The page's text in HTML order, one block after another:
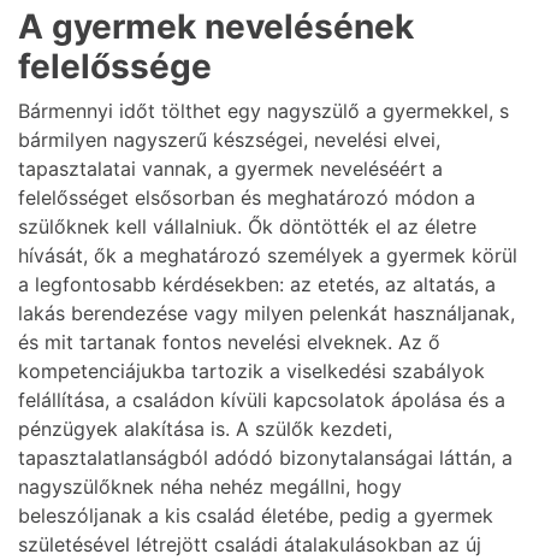
A gyermek nevelésének
felelőssége
Bármennyi időt tölthet egy nagyszülő a gyermekkel, s
bármilyen nagyszerű készségei, nevelési elvei,
tapasztalatai vannak, a gyermek neveléséért a
felelősséget elsősorban és meghatározó módon a
szülőknek kell vállalniuk. Ők döntötték el az életre
hívását, ők a meghatározó személyek a gyermek körül
a legfontosabb kérdésekben: az etetés, az altatás, a
lakás berendezése vagy milyen pelenkát használjanak,
és mit tartanak fontos nevelési elveknek. Az ő
kompetenciájukba tartozik a viselkedési szabályok
felállítása, a családon kívüli kapcsolatok ápolása és a
pénzügyek alakítása is. A szülők kezdeti,
tapasztalatlanságból adódó bizonytalanságai láttán, a
nagyszülőknek néha nehéz megállni, hogy
beleszóljanak a kis család életébe, pedig a gyermek
születésével létrejött családi átalakulásokban az új